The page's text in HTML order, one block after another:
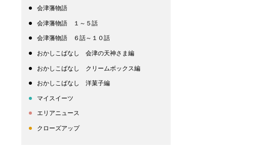
会津藩物語
会津藩物語 １～５話
会津藩物語 ６話～１０話
おかしこばなし 会津の天神さま編
おかしこばなし クリームボックス編
おかしこばなし 洋菓子編
マイスイーツ
エリアニュース
クローズアップ